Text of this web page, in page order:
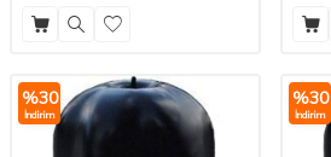
%30
İndirim
%30
İndirim